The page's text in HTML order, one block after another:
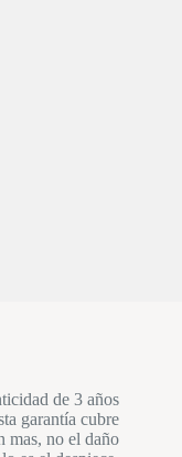
de 3 años
garantía cubre
mas, no el daño